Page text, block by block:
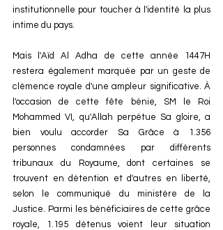
institutionnelle pour toucher à l'identité la plus
intime du pays.
Mais l'Aïd Al Adha de cette année 1447H
restera également marquée par un geste de
clémence royale d'une ampleur significative. À
l'occasion de cette fête bénie, SM le Roi
Mohammed VI, qu'Allah perpétue Sa gloire, a
bien voulu accorder Sa Grâce à 1.356
personnes condamnées par différents
tribunaux du Royaume, dont certaines se
trouvent en détention et d'autres en liberté,
selon le communiqué du ministère de la
Justice. Parmi les bénéficiaires de cette grâce
royale, 1.195 détenus voient leur situation